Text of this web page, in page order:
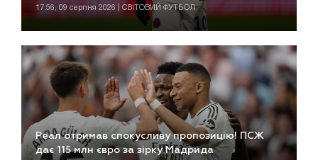
17:56, 09 серпня 2026 | СВІТОВИЙ ФУТБОЛ
Реал отримав спокусливу пропозицію! ПСЖ
дає 115 млн євро за зірку Мадрида